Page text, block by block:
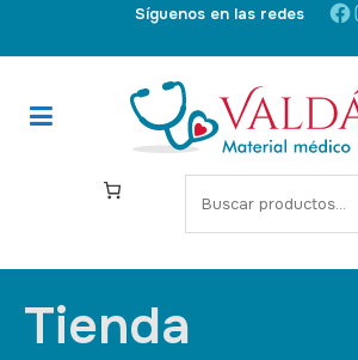
Síguenos en las redes
Tienda